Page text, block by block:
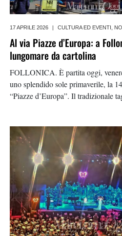
17 APRILE 2026 CULTURA ED EVENTI
Al via Piazze d’Europa: a
lungomare da cartolina
FOLLONICA. È partita oggi,
uno splendido sole primaverile, la
“Piazze d’Europa”. Il tradizionale